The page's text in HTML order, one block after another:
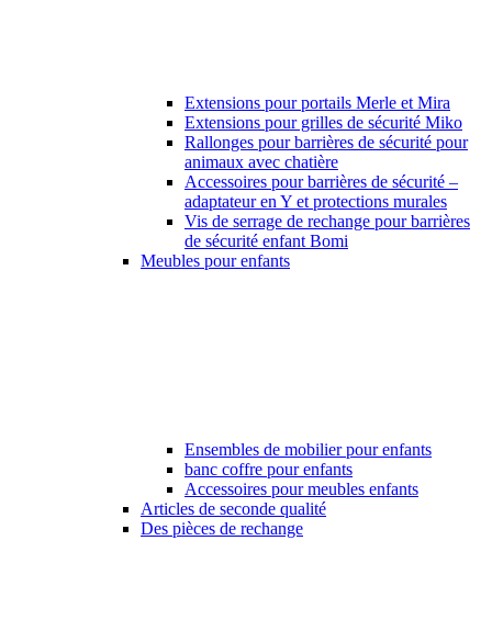
Extensions pour portails Merle et Mira
Extensions pour grilles de sécurité Miko
Rallonges pour barrières de sécurité pour
animaux avec chatière
Accessoires pour barrières de sécurité –
adaptateur en Y et protections murales
Vis de serrage de rechange pour barrières
de sécurité enfant Bomi
Meubles pour enfants
Ensembles de mobilier pour enfants
banc coffre pour enfants
Accessoires pour meubles enfants
Articles de seconde qualité
Des pièces de rechange